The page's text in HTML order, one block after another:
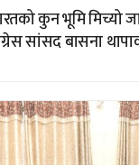
कुन भूमि मिच्यो
सांसद बासना